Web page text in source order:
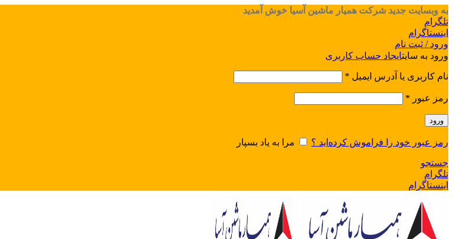
به وبسایت جدید شرکت همیار ماشین آسیا خوش آمدید
تلگرام
اینستاگرام
ورود / ثبت نام
ورود به سایتایجاد حساب کاربری
نام کاربری یا آدرس ایمیل *
رمز عبور *
ورود
رمز عبور خود را فراموش کرده‌اید ؟ مرا به یاد بسپار
جستجو
تلگرام
اینستاگرام